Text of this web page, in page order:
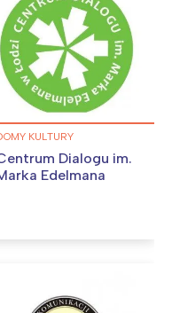
KULTURY
Dialogu im.
Edelmana